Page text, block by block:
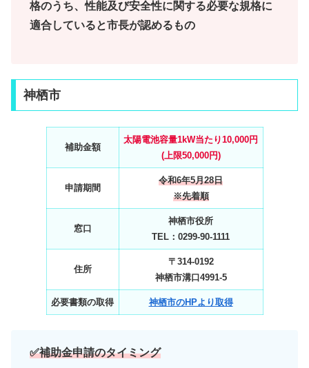
格のうち、性能及び安全性に関する必要な規格に
適合していると市長が認めるもの
神栖市
補助金額
太陽電池容量1kW当たり10,000円
(上限50,000円)
申請期間
令和6年5月28日
※先着順
窓口
神栖市役所
TEL：0299‐90‐1111
住所
〒314-0192
神栖市溝口4991‐5
必要書類の取得 神栖市のHPより取得
✅補助金申請のタイミング